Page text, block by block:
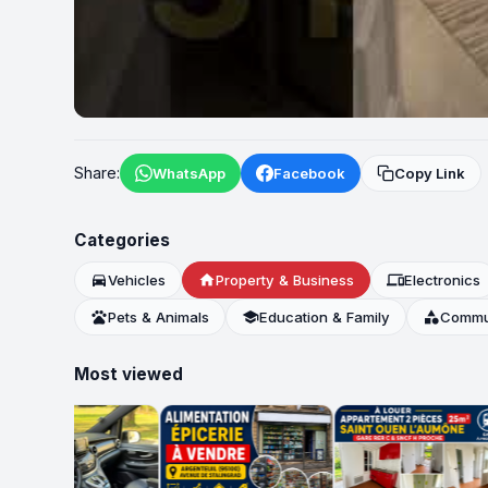
Share: WhatsApp Facebook Copy Link
Categories
directions_carVehicles homeProperty & Business devicesElectronics
petsPets & Animals schoolEducation & Family category
Most viewed